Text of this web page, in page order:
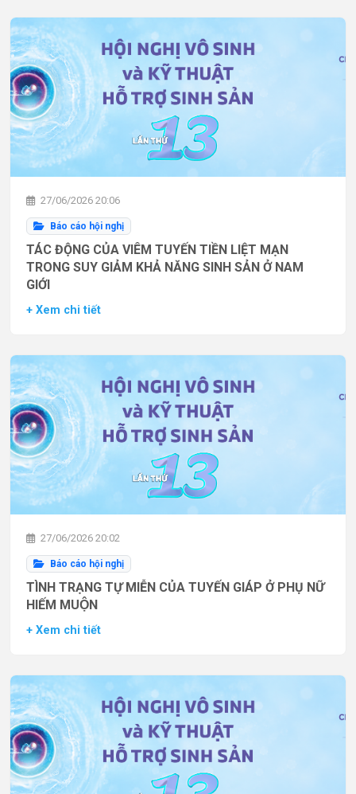
27/06/2026 20:06
Báo cáo hội nghị
TÁC ĐỘNG CỦA VIÊM TUYẾN TIỀN LIỆT MẠN
TRONG SUY GIẢM KHẢ NĂNG SINH SẢN Ở NAM
GIỚI
+ Xem chi tiết
27/06/2026 20:02
Báo cáo hội nghị
TÌNH TRẠNG TỰ MIỄN CỦA TUYẾN GIÁP Ở PHỤ NỮ
HIẾM MUỘN
+ Xem chi tiết